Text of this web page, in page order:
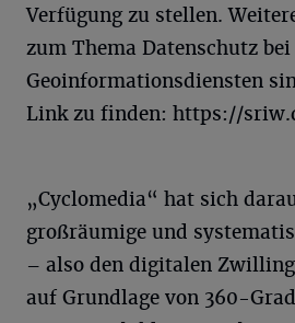
Verfügung zu stellen.
zum Thema Datenschutz bei
Geoinformationsdiensten
Link zu finden: https://
„Cyclomedia“ hat sich
großräumige und
– also den digitalen
auf Grundlage von 360-